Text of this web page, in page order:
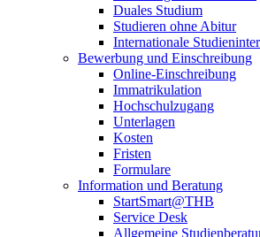
Duales Studium
Studieren ohne Abitur
Internationale
Bewerbung und Einschreibung
Online-Einschreibung
Immatrikulation
Hochschulzugang
Unterlagen
Kosten
Fristen
Formulare
Information und Beratung
StartSmart@THB
Service Desk
Allgemeine